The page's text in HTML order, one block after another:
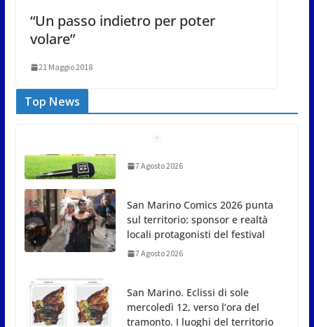
“Un passo indietro per poter
volare”
21 Maggio 2018
Top News
San Marino Comics 2026 punta
locali protagonisti del festival
7 Agosto 2026
San Marino. Eclissi di sole
tramonto. I luoghi del territorio
dove si potrà ammirare
7 Agosto 2026